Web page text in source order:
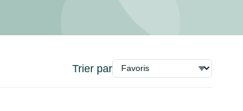
Trier par